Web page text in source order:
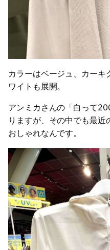
カラーはベージュ、カーキ
ワイトも展開。
アンミカさんの「白って
りますが、その中でも最
おしゃれなんです。